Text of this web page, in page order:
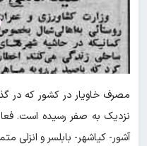
نزدیک به صفر رسیده است.
آشور- کیاشهر- بابلسر و انزلی